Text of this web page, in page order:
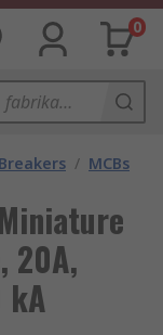
0
/ MCBs
20A,
kA